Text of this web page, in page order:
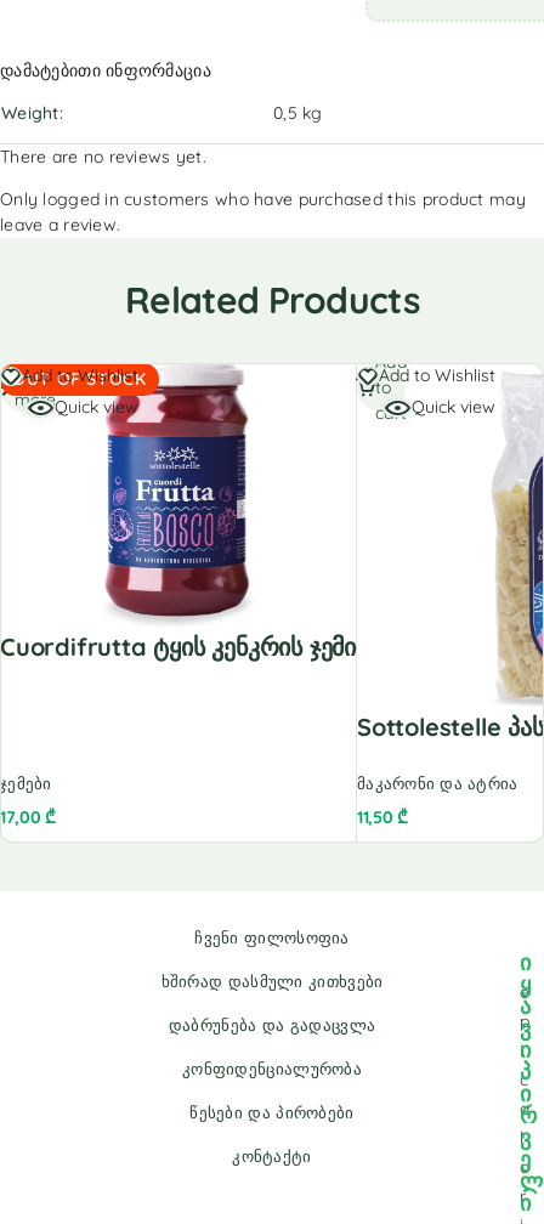
დამატებითი ინფორმაცია
Weight
0,5 kg
There are no reviews yet.
Only logged in customers who have purchased this product may
leave a review.
Related Products
OUT OF STOCK
Add to Wishlist
Quick view
Cuordifrutta Ტყის Კენკრის Ჯემი
ჯემები
17,00₾
Read
more
Add to Wishlist
Quick view
Sottolestelle
მაკარონი და ატრია
11,50₾
Add
to
cart
ჩვენი ფილოსოფია
ხშირად დასმული კითხვები
დაბრუნება და გადაცვლა
კონფიდენციალურობა
წესები და პირობები
კონტაქტი
e
p
i
c
a
l
o
r
ი
ყ
ა
ვ
ი
პ
ი
რ
ვ
ე
ლ
ი